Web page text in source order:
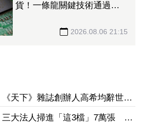
貨！一條龍關鍵技術通過驗
2026.08.06 21:15
《天下》雜誌創辦人高希均辭世
三大法人掃進「這3檔」7萬張 砸